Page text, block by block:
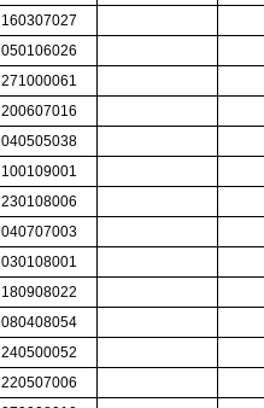
160307027
050106026
271000061
200607016
040505038
100109001
230108006
040707003
030108001
180908022
080408054
240500052
220507006